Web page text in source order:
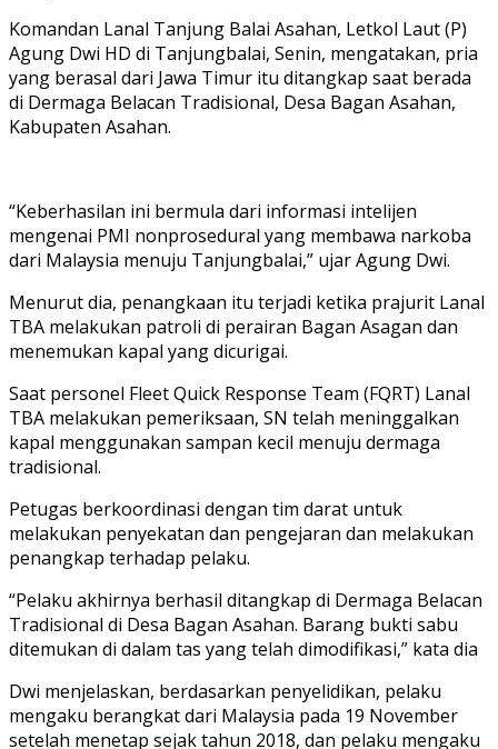
Komandan Lanal Tanjung Balai Asahan, Letkol Laut (P)
Agung Dwi HD di Tanjungbalai, Senin, mengatakan, pria
yang berasal dari Jawa Timur itu ditangkap saat berada
di Dermaga Belacan Tradisional, Desa Bagan Asahan,
Kabupaten Asahan.
“Keberhasilan ini bermula dari informasi intelijen
mengenai PMI nonprosedural yang membawa narkoba
dari Malaysia menuju Tanjungbalai,” ujar Agung Dwi.
Menurut dia, penangkaan itu terjadi ketika prajurit Lanal
TBA melakukan patroli di perairan Bagan Asagan dan
menemukan kapal yang dicurigai.
Saat personel Fleet Quick Response Team (FQRT) Lanal
TBA melakukan pemeriksaan, SN telah meninggalkan
kapal menggunakan sampan kecil menuju dermaga
tradisional.
Petugas berkoordinasi dengan tim darat untuk
melakukan penyekatan dan pengejaran dan melakukan
penangkap terhadap pelaku.
“Pelaku akhirnya berhasil ditangkap di Dermaga Belacan
Tradisional di Desa Bagan Asahan. Barang bukti sabu
ditemukan di dalam tas yang telah dimodifikasi,” kata dia
Dwi menjelaskan, berdasarkan penyelidikan, pelaku
mengaku berangkat dari Malaysia pada 19 November
setelah menetap sejak tahun 2018, dan pelaku mengaku